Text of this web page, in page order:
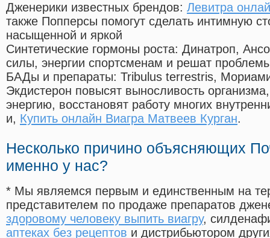
Дженерики известных брендов: Левитра
также Попперсы помогут сделать интимную
насыщенной и яркой
Синтетические гормоны роста: Динатроп,
силы, энергии спортсменам и решат
БАДы и препараты: Tribulus terrestris,
Экдистерон повысят выносливость
энергию, восстановят работу многих
и, Купить онлайн Виагра Матвеев Курган.
Несколько причино объясняющих
именно у нас?
* Мы являемся первым и единственным на
представителем по продаже препаратов
здоровому человеку выпить виагру,
аптеках без рецептов и дистрибьютором